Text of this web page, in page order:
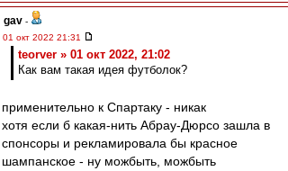
gav -
01 окт 2022 21:31
teorver » 01 окт 2022, 21:02
Как вам такая идея футболок?
применительно к Спартаку - никак
хотя если б какая-нить Абрау-Дюрсо зашла в
спонсоры и рекламировала бы красное
шампанское - ну можбыть, можбыть